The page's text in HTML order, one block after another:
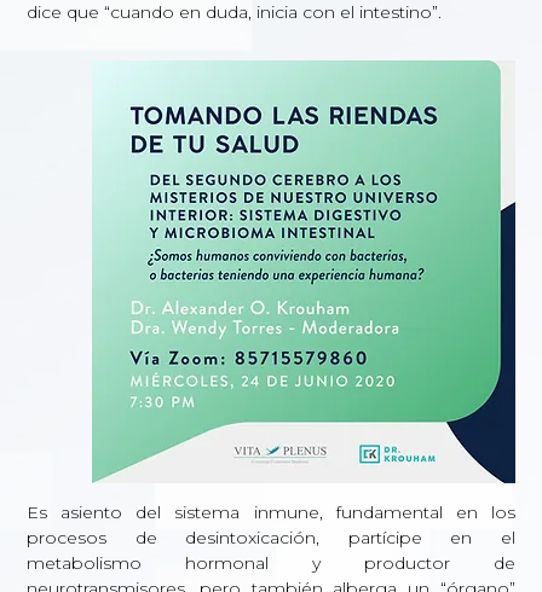
dice que “cuando en duda, inicia con el intestino”.
Es asiento del sistema inmune, fundamental en los
procesos de desintoxicación, partícipe en el
metabolismo hormonal y productor de